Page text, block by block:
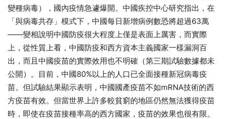
變種病毒），國內疫情急遽爆開。中國疾控中心研究指出，在
「與病毒共存」模式下，中國每日新增病例數恐將超過63萬
——變相說明中國防疫很大程度上僅是表面上厲害，而實際
上，從性質上看，中國防疫和西方資本主義國家一樣漏洞百
出，而且中國疫苗的實際效用也不明確（第三期試驗數據都未
公開）。目前，中國80%以上的人口已全面接種新冠病毒疫
苗。但試驗結果顯示表明，中國國產疫苗不如mRNA技術的西
方疫苗有效。但當世界上許多較貧窮的地區仍然無法獲得疫苗
時，即使在疫苗接種率高的西方國家，疫苗的效果也很有限。